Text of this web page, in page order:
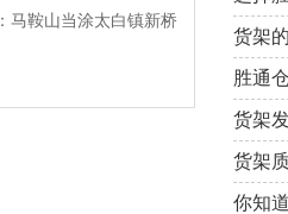
马鞍山当涂太白镇新桥
货架
胜通
货架
货架
你知